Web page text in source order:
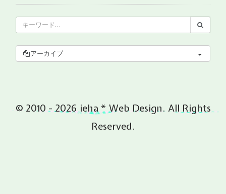
アーカイブ
© 2010 - 2026 ieha * Web Design. All Rights
Reserved.